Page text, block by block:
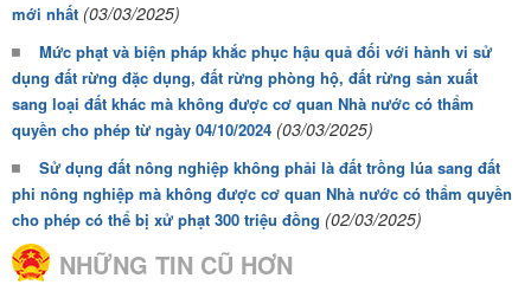
mới nhất (03/03/2025)
Mức phạt và biện pháp khắc phục hậu quả đối với hành vi sử
dụng đất rừng đặc dụng, đất rừng phòng hộ, đất rừng sản xuất
sang loại đất khác mà không được cơ quan Nhà nước có thẩm
quyền cho phép từ ngày 04/10/2024 (03/03/2025)
Sử dụng đất nông nghiệp không phải là đất trồng lúa sang đất
phi nông nghiệp mà không được cơ quan Nhà nước có thẩm quyền
cho phép có thể bị xử phạt 300 triệu đồng (02/03/2025)
NHỮNG TIN CŨ HƠN